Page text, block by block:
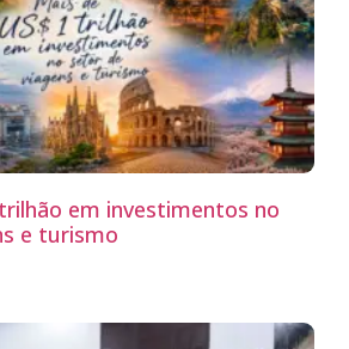
em investimentos no
e turismo